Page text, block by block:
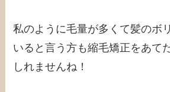
私のように毛量が多くて髪のボ
いると言う方も縮毛矯正をあて
しれませんね！